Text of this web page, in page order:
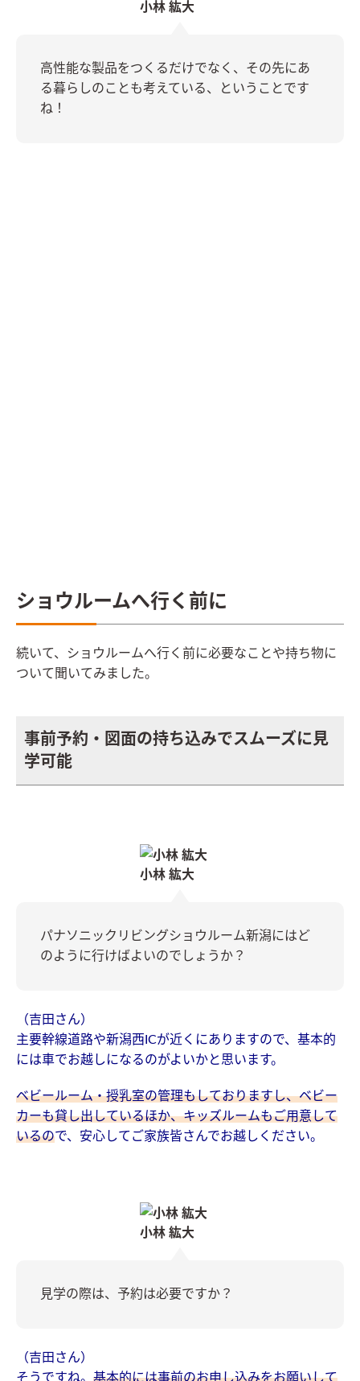
小林 紘大
高性能な製品をつくるだけでなく、その先にあ
る暮らしのことも考えている、ということです
ね！
ショウルームへ行く前に
続いて、ショウルームへ行く前に必要なことや持ち物に
ついて聞いてみました。
事前予約・図面の持ち込みでスムーズに見
学可能
小林 紘大
パナソニックリビングショウルーム新潟にはど
のように行けばよいのでしょうか？
（吉田さん）
主要幹線道路や新潟西ICが近くにありますので、基本的
には車でお越しになるのがよいかと思います。
ベビールーム・授乳室の管理もしておりますし、ベビー
カーも貸し出しているほか、キッズルームもご用意して
いるので、安心してご家族皆さんでお越しください。
小林 紘大
見学の際は、予約は必要ですか？
（吉田さん）
そうですね。 基本的には事前のお申し込みをお願いして